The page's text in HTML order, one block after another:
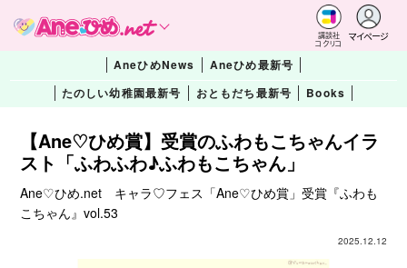
講談社
コクリコ
マイページ
AneひめNews
Aneひめ最新号
たのしい幼稚園最新号
おともだち最新号 Books
【Ane♡ひめ賞】受賞のふわもこちゃんイラ
スト「ふわふわ♪ふわもこちゃん」
Ane♡ひめ.net キャラ♡フェス「Ane♡ひめ賞」受賞『ふわも
こちゃん』vol.53
2025.12.12